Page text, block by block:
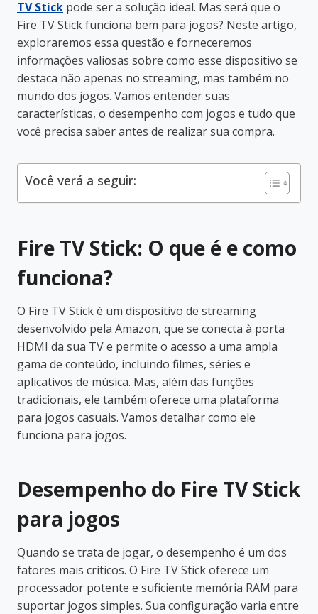
TV Stick pode ser a solução ideal. Mas será que o
Fire TV Stick funciona bem para jogos? Neste artigo,
exploraremos essa questão e forneceremos
informações valiosas sobre como esse dispositivo se
destaca não apenas no streaming, mas também no
mundo dos jogos. Vamos entender suas
características, o desempenho com jogos e tudo que
você precisa saber antes de realizar sua compra.
Você verá a seguir:
Fire TV Stick: O que é e como
funciona?
O Fire TV Stick é um dispositivo de streaming
desenvolvido pela Amazon, que se conecta à porta
HDMI da sua TV e permite o acesso a uma ampla
gama de conteúdo, incluindo filmes, séries e
aplicativos de música. Mas, além das funções
tradicionais, ele também oferece uma plataforma
para jogos casuais. Vamos detalhar como ele
funciona para jogos.
Desempenho do Fire TV Stick
para jogos
Quando se trata de jogar, o desempenho é um dos
fatores mais críticos. O Fire TV Stick oferece um
processador potente e suficiente memória RAM para
suportar jogos simples. Sua configuração varia entre